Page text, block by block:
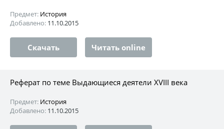
Предмет: История
Добавлено: 11.10.2015
Скачать Читать online
Реферат по теме Выдающиеся деятели XVIII века
Предмет: История
Добавлено: 11.10.2015